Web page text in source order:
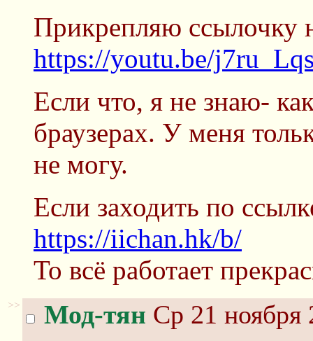
Прикрепляю ссылочку
https://youtu.be/
Если что, я не знаю-
браузерах. У меня
не могу.
Если заходить по
https://iichan.hk/b/
То всё работает
>> Мод-тян Ср 21 ноября